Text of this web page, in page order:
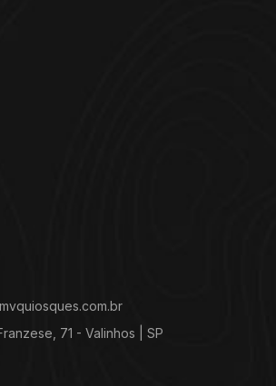
71 - Valinhos | SP